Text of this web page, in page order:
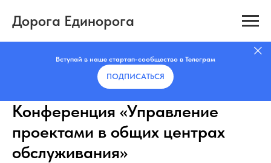
Дорога Единорога
Вступай в наше стартап-сообщество в Телеграм
ПОДПИСАТЬCЯ
Конференция «Управление
проектами в общих центрах
обслуживания»